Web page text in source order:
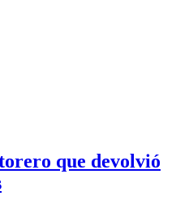
que devolvió